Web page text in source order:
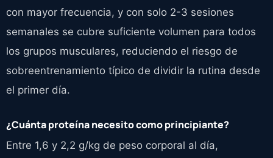
con mayor frecuencia, y con solo 2-3 sesiones
semanales se cubre suficiente volumen para todos
los grupos musculares, reduciendo el riesgo de
sobreentrenamiento típico de dividir la rutina desde
el primer día.
¿Cuánta proteína necesito como principiante?
Entre 1,6 y 2,2 g/kg de peso corporal al día,